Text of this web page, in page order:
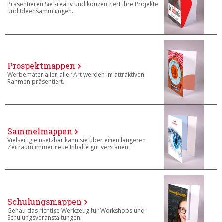
Präsentieren Sie kreativ und konzentriert Ihre Projekte
und Ideensammlungen.
Prospektmappen
Werbematerialien aller Art werden im attraktiven
Rahmen präsentiert.
Sammelmappen
Vielseitig einsetzbar kann sie über einen längeren
Zeitraum immer neue Inhalte gut verstauen.
Schulungsmappen
Genau das richtige Werkzeug für Workshops und
Schulungsveranstaltungen.